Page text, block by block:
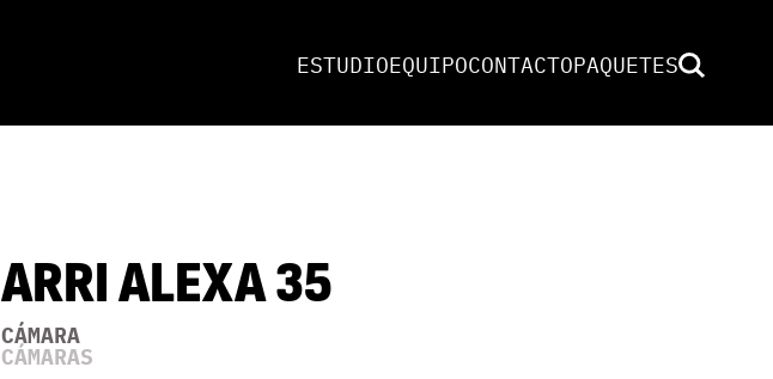
ESTUDIOEQUIPOCONTACTOPAQUETES
ARRI ALEXA 35
CÁMARA
CÁMARAS